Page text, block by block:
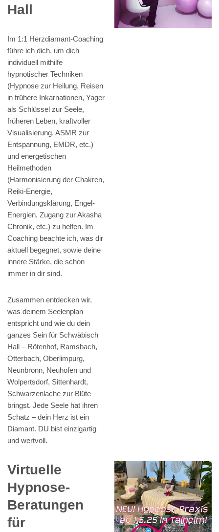
Hall
Im 1:1 Herzdiamant-Coaching
führe ich dich, um dich
individuell mithilfe
hypnotischer Techniken
(Hypnose zur Heilung, Reisen
in frühere Inkarnationen, Yager
als Schlüssel zur Seele,
früheren Leben, kraftvoller
Visualisierung, ASMR zur
Entspannung, EMDR, etc.)
und energetischen
Heilmethoden
(Harmonisierung der Chakren,
Reiki-Energie,
Verbindungsklärung, Engel-
Energien, Zugang zur Akasha
Chronik, etc.) zu helfen. Im
Coaching beachte ich, was dir
aktuell begegnet, sowie deine
innere Stärke, die schon
immer in dir sind.
Zusammen entdecken wir,
was deinem Seelenplan
entspricht und wie du dein
ganzes Sein für Schwäbisch
Hall – Rötenhof, Ramsbach,
Otterbach, Oberlimpurg,
Neunbronn, Neuhofen und
Wolpertsdorf, Sittenhardt,
Schwarzenlache zur Blüte
bringst. Jede Seele hat ihren
Schatz – dein Herz ist ein
Diamant. DU bist einzigartig
und wertvoll.
Virtuelle
Hypnose-
Beratungen
für